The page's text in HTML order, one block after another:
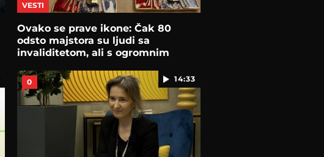
VESTI
Ovako se prave ikone: Čak 80
odsto majstora su ljudi sa
invaliditetom, ali s ogromnim
14:33
0